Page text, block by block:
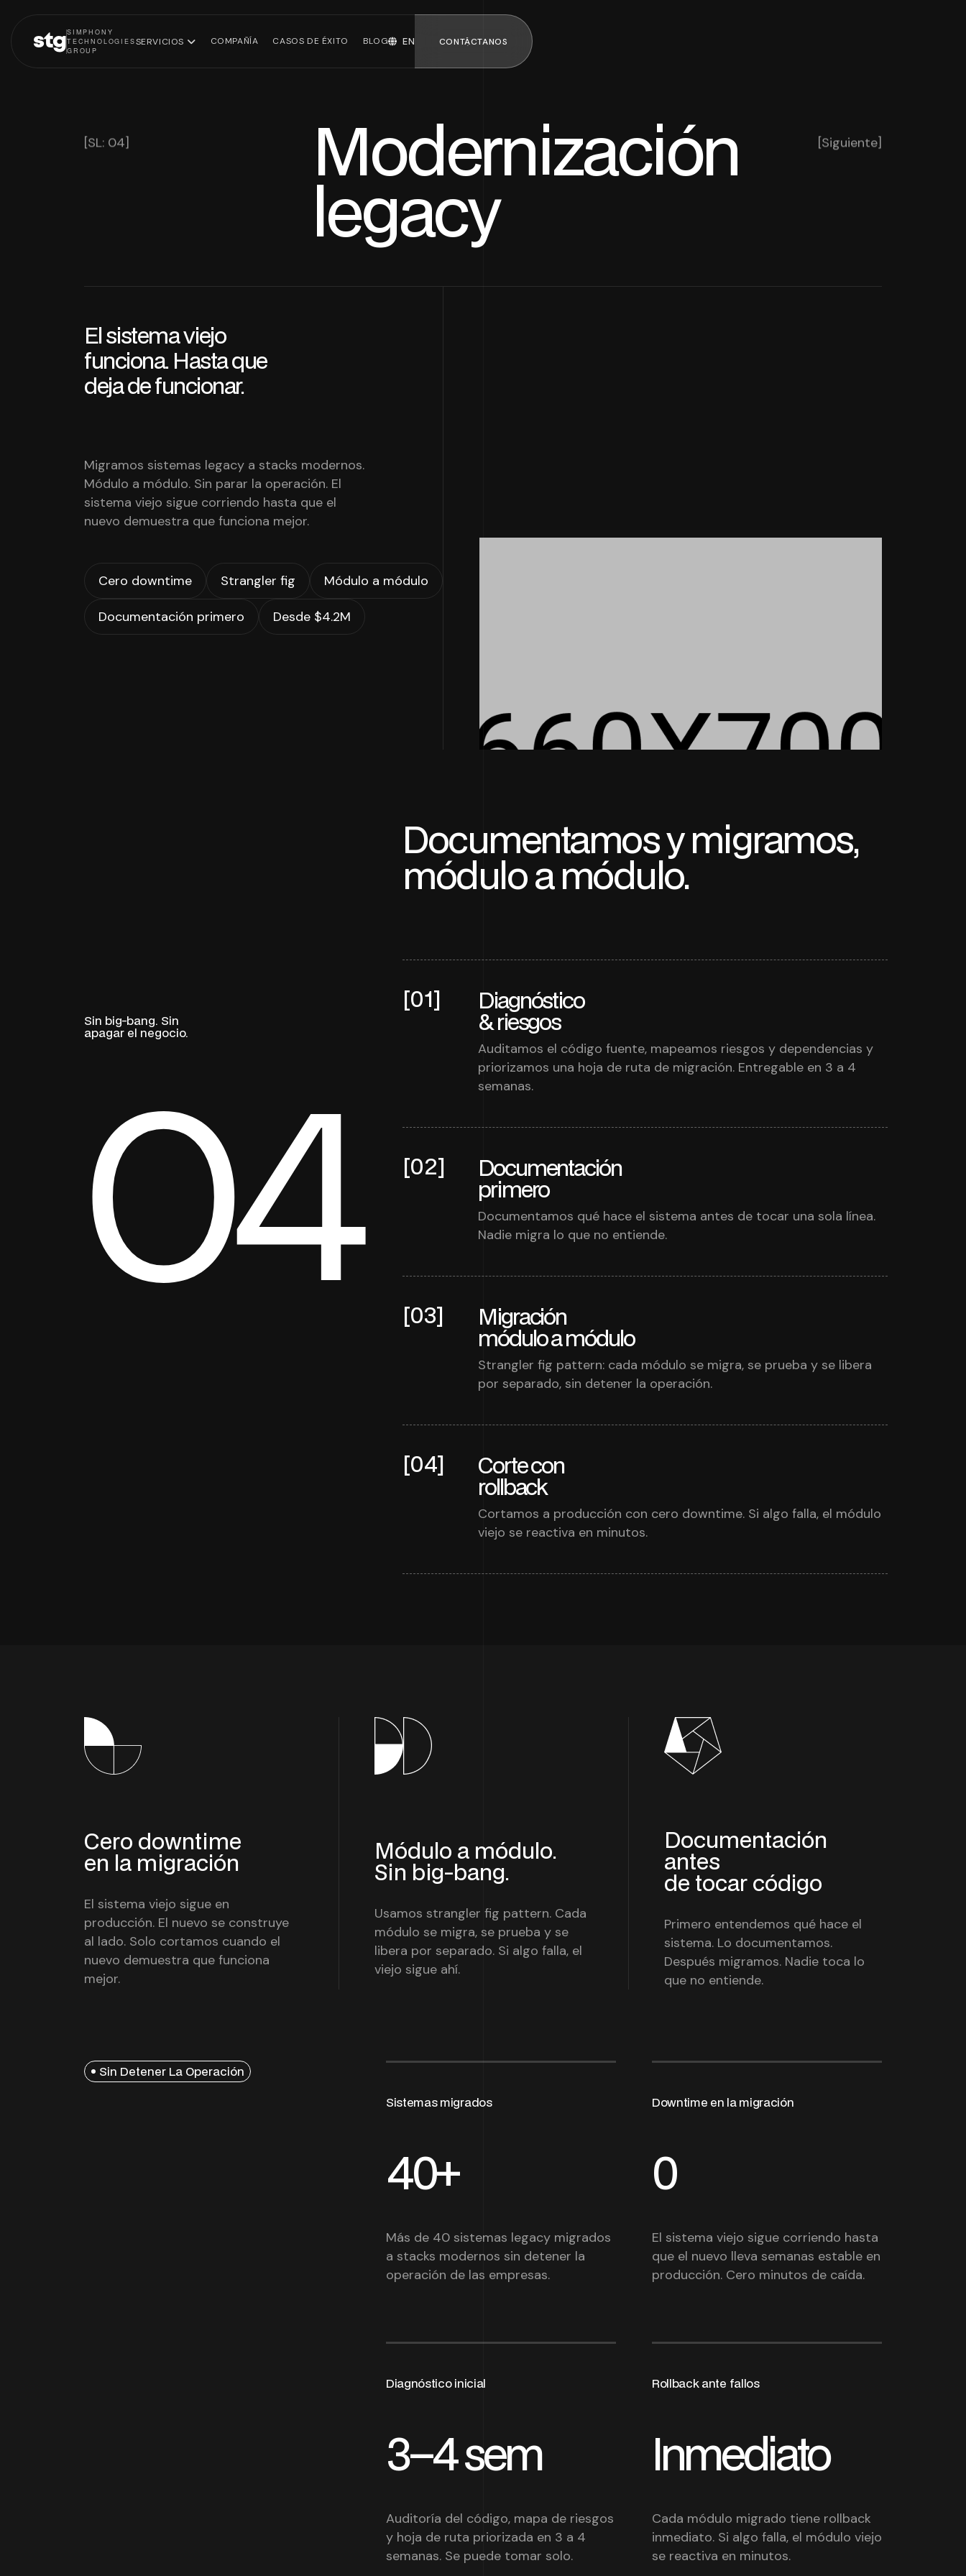
stgSIMPHONY
TECHNOLOGIES
GROUP
SERVICIOS
Equipos de
tecnología
Mozart · ERP
con IA
Ver todos los
servicios
COMPAÑÍA CASOS DE ÉXITO BLOG EN CONTÁCTANOS
CONTÁCTANOS
[SL: 04] [Siguiente]
Modernización
legacy
El sistema viejo
funciona. Hasta que
deja de funcionar.
Migramos sistemas legacy a stacks modernos.
Módulo a módulo. Sin parar la operación. El
sistema viejo sigue corriendo hasta que el
nuevo demuestra que funciona mejor.
Cero downtime Strangler fig Módulo a módulo
Documentación primero Desde $4.2M
Sin big-bang. Sin
apagar el negocio.
04
Documentamos y migramos,
módulo a módulo.
[01] Diagnóstico
& riesgos
Auditamos el código fuente, mapeamos riesgos y dependencias y
priorizamos una hoja de ruta de migración. Entregable en 3 a 4
semanas.
[02] Documentación
primero
Documentamos qué hace el sistema antes de tocar una sola línea.
Nadie migra lo que no entiende.
[03] Migración
módulo a módulo
Strangler fig pattern: cada módulo se migra, se prueba y se libera
por separado, sin detener la operación.
[04] Corte con
rollback
Cortamos a producción con cero downtime. Si algo falla, el módulo
viejo se reactiva en minutos.
Cero downtime
en la migración
El sistema viejo sigue en
producción. El nuevo se construye
al lado. Solo cortamos cuando el
nuevo demuestra que funciona
mejor.
Módulo a módulo.
Sin big-bang.
Usamos strangler fig pattern. Cada
módulo se migra, se prueba y se
libera por separado. Si algo falla, el
viejo sigue ahí.
Documentación
antes
de tocar código
Primero entendemos qué hace el
sistema. Lo documentamos.
Después migramos. Nadie toca lo
que no entiende.
Sin Detener La Operación
Sistemas migrados
40+
Más de 40 sistemas legacy migrados
a stacks modernos sin detener la
operación de las empresas.
Downtime en la migración
0
El sistema viejo sigue corriendo hasta
que el nuevo lleva semanas estable en
producción. Cero minutos de caída.
Diagnóstico inicial
3–4 sem
Auditoría del código, mapa de riesgos
y hoja de ruta priorizada en 3 a 4
semanas. Se puede tomar solo.
Rollback ante fallos
Inmediato
Cada módulo migrado tiene rollback
inmediato. Si algo falla, el módulo viejo
se reactiva en minutos.